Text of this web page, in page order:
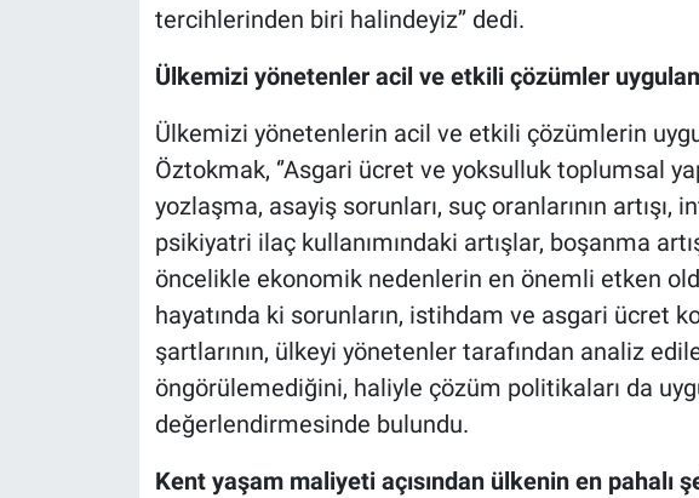
tercihlerinden biri halindeyiz’’ dedi.
Ülkemizi yönetenler acil ve etkili çözümler
Ülkemizi yönetenlerin acil ve etkili çözümlerin
Öztokmak, ‘’Asgari ücret ve yoksulluk toplumsal
yozlaşma, asayiş sorunları, suç oranlarının artışı,
psikiyatri ilaç kullanımındaki artışlar, boşanma
öncelikle ekonomik nedenlerin en önemli etken
hayatında ki sorunların, istihdam ve asgari ücret
şartlarının, ülkeyi yönetenler tarafından analiz
öngörülemediğini, haliyle çözüm politikaları da
değerlendirmesinde bulundu.
Kent yaşam maliyeti açısından ülkenin en pahalı